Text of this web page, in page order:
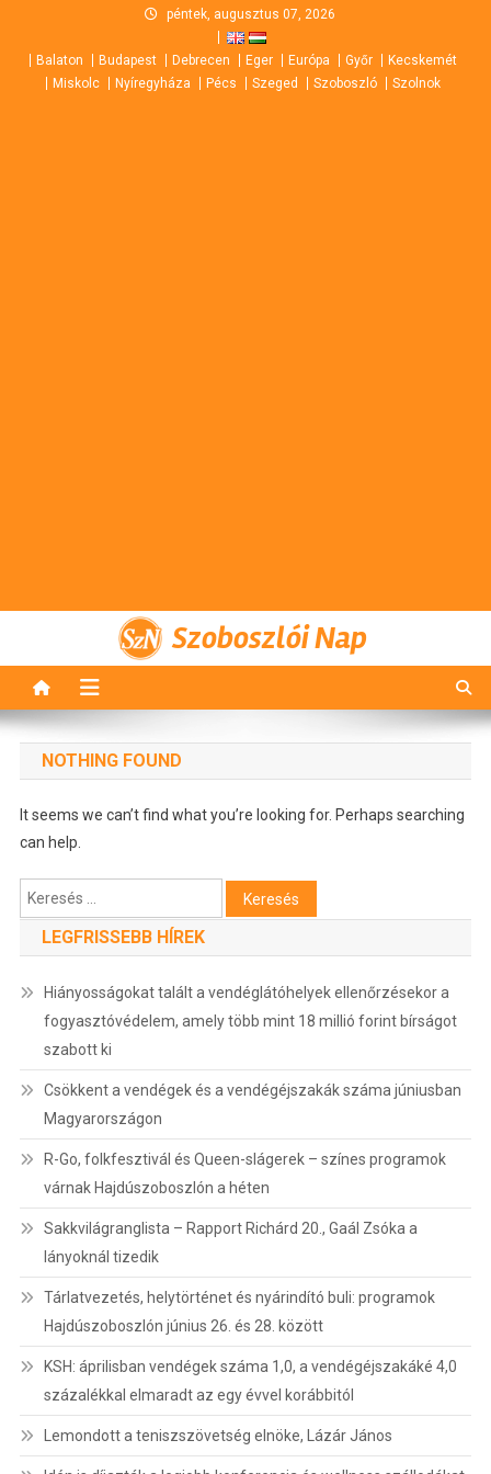
content
péntek, augusztus 07, 2026
Balaton Budapest Debrecen Eger Európa Győr
Kecskemét
Miskolc
Nyíregyháza Pécs Szeged Szoboszló Szolnok
Szoboszlói Nap
NOTHING FOUND
It seems we can’t find what you’re looking for. Perhaps searching
can help.
Keresés:
LEGFRISSEBB HÍREK
Hiányosságokat talált a vendéglátóhelyek ellenőrzésekor a
fogyasztóvédelem, amely több mint 18 millió forint bírságot
szabott ki
Csökkent a vendégek és a vendégéjszakák száma júniusban
Magyarországon
R-Go, folkfesztivál és Queen-slágerek – színes programok
várnak Hajdúszoboszlón a héten
Sakkvilágranglista – Rapport Richárd 20., Gaál Zsóka a
lányoknál tizedik
Tárlatvezetés, helytörténet és nyárindító buli: programok
Hajdúszoboszlón június 26. és 28. között
KSH: áprilisban vendégek száma 1,0, a vendégéjszakáké 4,0
százalékkal elmaradt az egy évvel korábbitól
Lemondott a teniszszövetség elnöke, Lázár János